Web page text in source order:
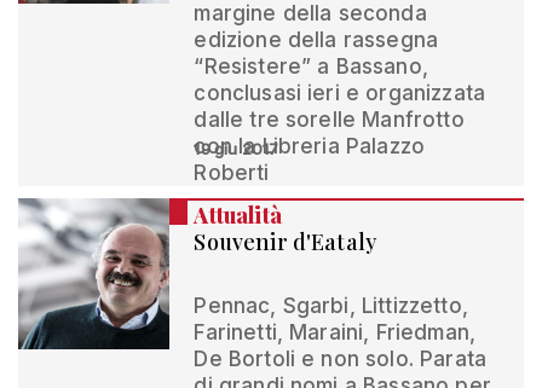
margine della seconda
edizione della rassegna
“Resistere” a Bassano,
conclusasi ieri e organizzata
dalle tre sorelle Manfrotto
con la Libreria Palazzo
Roberti
19 giu 2017
Attualità
Souvenir d'Eataly
Pennac, Sgarbi, Littizzetto,
Farinetti, Maraini, Friedman,
De Bortoli e non solo. Parata